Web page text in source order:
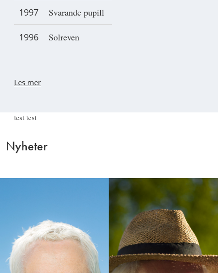
1997 Svarande pupill
1996 Solreven
Les mer
test test
Nyheter